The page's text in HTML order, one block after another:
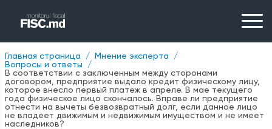
Главная страница
Мнение эксперта
Вопросы и ответы
В соответствии с заключенным между сторонами
договором, предприятие выдало кредит физическому лицу,
которое внесло первый платеж в апреле. В мае текущего
года физическое лицо скончалось. Вправе ли предприятие
отнести на вычеты безвозвратный долг, если данное лицо
не владеет движимым и недвижимым имуществом и не имеет
наследников?